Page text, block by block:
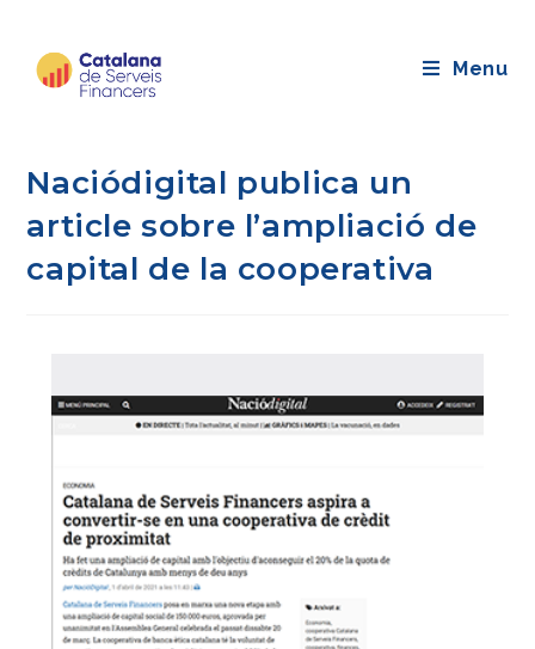
contingut
Menu
Naciódigital publica un
article sobre l’ampliació de
capital de la cooperativa